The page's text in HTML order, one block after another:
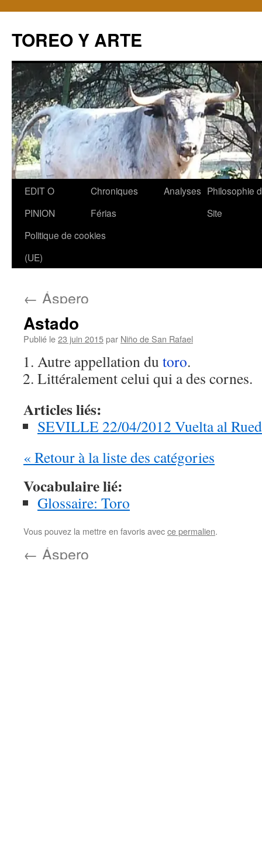
TOREO Y ARTE
Aller
contenu
EDIT O
PINION
Chroniques
Férias
Analyses Philosophie
Site
Politique de cookies
(UE)
← Áspero
Astado
Publié le23 juin 2015par Niño de San Rafael
Autre appellation du toro.
Littéralement celui qui a des cornes.
Articles liés:
SEVILLE 22/04/2012 Vuelta al
« Retour à la liste des catégories
Vocabulaire lié:
Glossaire: Toro
Vous pouvez la mettre en favoris avecce permalien.
← Áspero